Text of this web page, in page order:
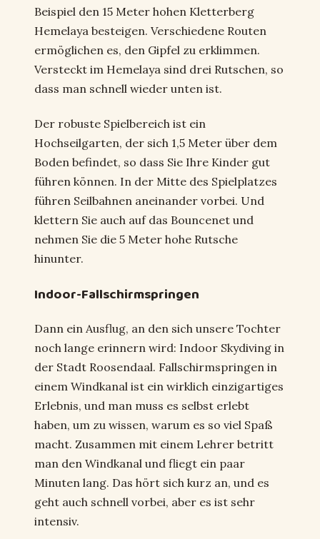
Beispiel den 15 Meter hohen Kletterberg
Hemelaya besteigen. Verschiedene Routen
ermöglichen es, den Gipfel zu erklimmen.
Versteckt im Hemelaya sind drei Rutschen, so
dass man schnell wieder unten ist.
Der robuste Spielbereich ist ein
Hochseilgarten, der sich 1,5 Meter über dem
Boden befindet, so dass Sie Ihre Kinder gut
führen können. In der Mitte des Spielplatzes
führen Seilbahnen aneinander vorbei. Und
klettern Sie auch auf das Bouncenet und
nehmen Sie die 5 Meter hohe Rutsche
hinunter.
Indoor-Fallschirmspringen
Dann ein Ausflug, an den sich unsere Tochter
noch lange erinnern wird: Indoor Skydiving in
der Stadt Roosendaal. Fallschirmspringen in
einem Windkanal ist ein wirklich einzigartiges
Erlebnis, und man muss es selbst erlebt
haben, um zu wissen, warum es so viel Spaß
macht. Zusammen mit einem Lehrer betritt
man den Windkanal und fliegt ein paar
Minuten lang. Das hört sich kurz an, und es
geht auch schnell vorbei, aber es ist sehr
intensiv.